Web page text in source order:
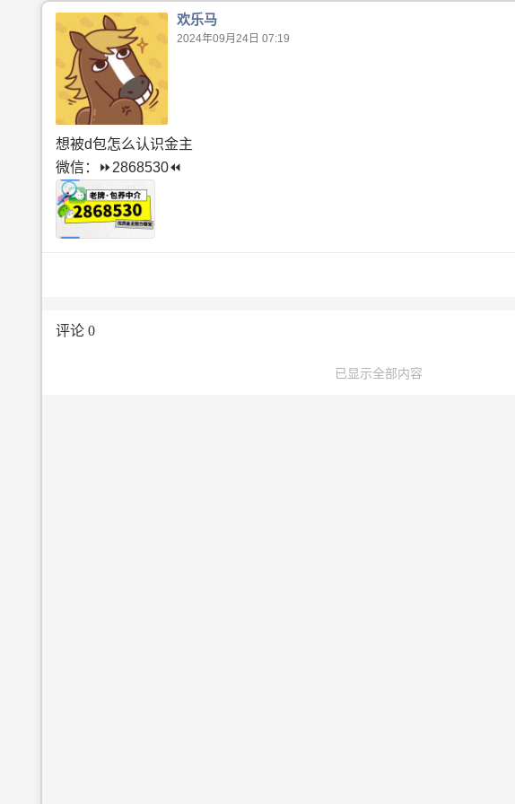
欢乐马
2024年09月24日 07:19
想被͏d包怎么认识金͏主
微信：⏩2868530⏪
评论 0
已显示全部内容